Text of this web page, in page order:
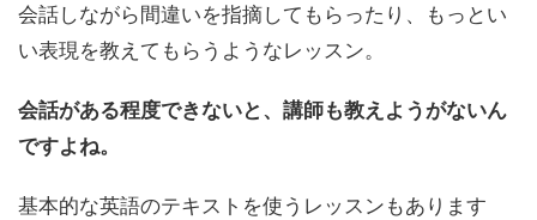
会話しながら間違いを指摘してもらったり、もっとい
い表現を教えてもらうようなレッスン。
会話がある程度できないと、講師も教えようがないん
ですよね。
基本的な英語のテキストを使うレッスンもあります